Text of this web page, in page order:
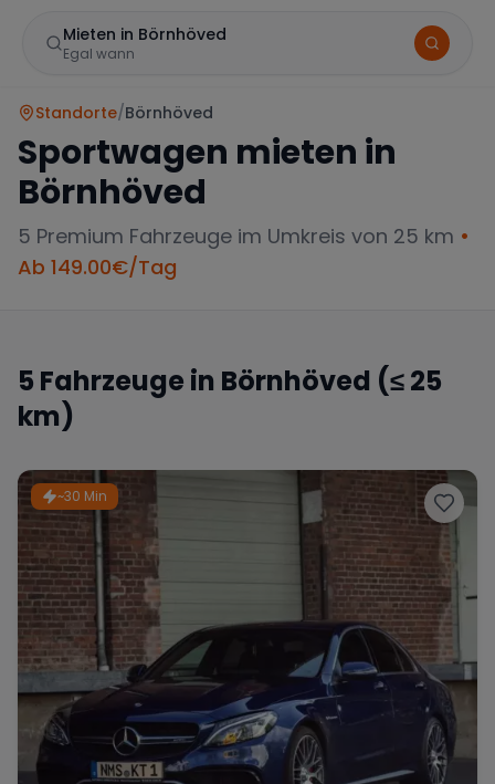
Mieten in Börnhöved
Egal wann
Porsche Ferrari
McLaren Jaguar
Tesla Chevrolet
Wann
Zeitraum wählen
Standorte/Börnhöved
Sportwagen mieten in
Börnhöved
5 Premium Fahrzeuge im Umkreis von 25 km •
Ab 149.00€/Tag
5 Fahrzeuge in Börnhöved (≤ 25
km)
~30 Min